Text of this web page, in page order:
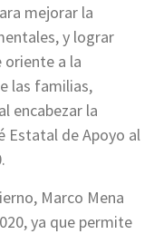
mejorar la
y lograr
oriente a la
las familias,
encabezar la
Estatal de Apoyo al
Marco Mena
ya que permite